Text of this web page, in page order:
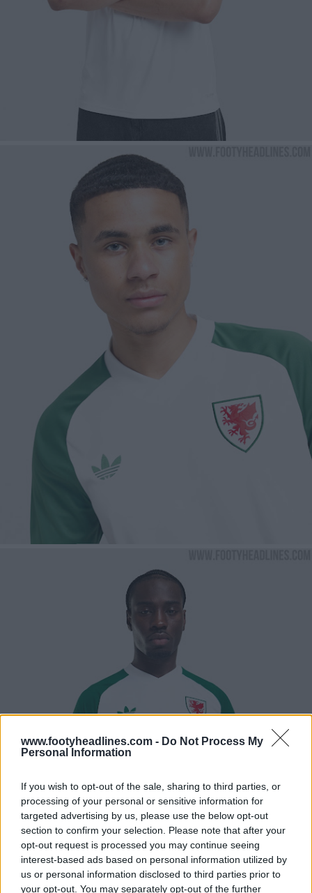
www.footyheadlines.com - Do Not Process My
Personal Information
If you wish to opt-out of the sale, sharing to third parties, or
processing of your personal or sensitive information for
targeted advertising by us, please use the below opt-out
section to confirm your selection. Please note that after your
opt-out request is processed you may continue seeing
interest-based ads based on personal information utilized by
us or personal information disclosed to third parties prior to
your opt-out. You may separately opt-out of the further